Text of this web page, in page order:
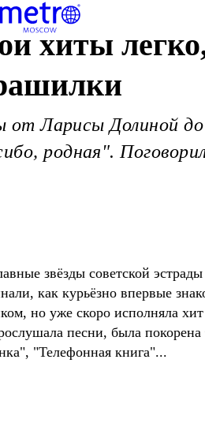
хиты
Ларисы Долиной
родная".
звёзды советской
как курьёзно впервые
но уже скоро исполняла
песни, была
"Телефонная книга"...